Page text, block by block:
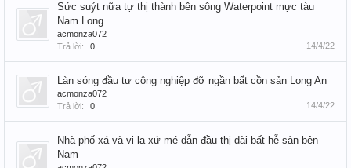
Sức suýt nữa tự thị thành bên sông Waterpoint mực tàu
Nam Long
acmonza072
Trả lời:
0 14/4/22
Làn sóng đầu tư công nghiệp đỡ ngần bất cồn sản Long An
acmonza072
Trả lời:
0 14/4/22
Nhà phố xá và vi la xứ mé dẫn đầu thị dài bất hễ sản bên
Nam